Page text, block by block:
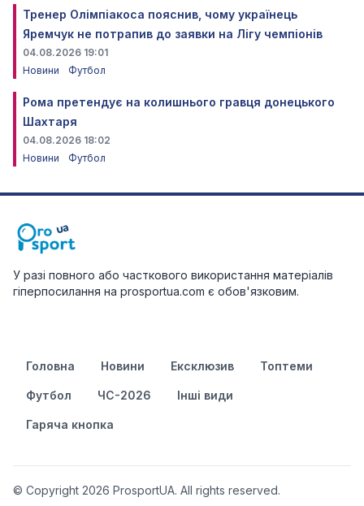
Тренер Олімпіакоса пояснив, чому українець
Яремчук не потрапив до заявки на Лігу чемпіонів
04.08.2026 19:01
Новини
Футбол
Рома претендує на колишнього гравця донецького
Шахтаря
04.08.2026 18:02
Новини
Футбол
У разі повного або часткового використання матеріалів
гіперпосилання на prosportua.com є обов'язковим.
Головна Новини Ексклюзив Топтеми
Футбол ЧС-2026 Інші види
Гаряча кнопка
© Copyright 2026 ProsportUA. All rights reserved.